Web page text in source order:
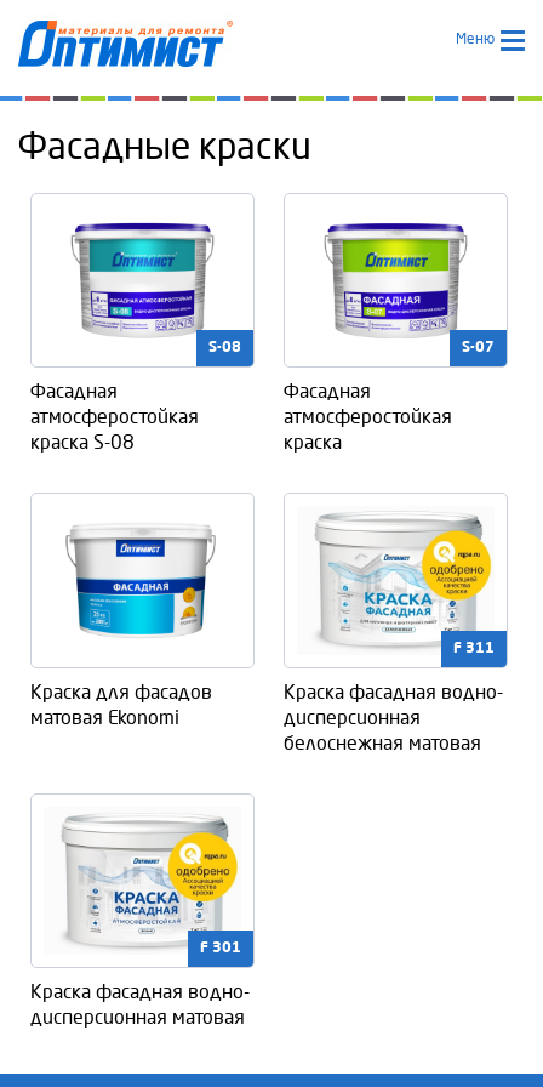
Меню
Фасадные краски
S-08
Фасадная
атмосферостойкая
краска S-08
S-07
Фасадная
атмосферостойкая
краска
Краска для фасадов
матовая Ekonomi
F 311
Краска фасадная водно-
дисперсионная
белоснежная матовая
F 301
Краска фасадная водно-
дисперсионная матовая